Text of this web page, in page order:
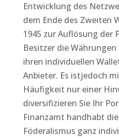
Entwicklung des
dem Ende des Zweiten
1945 zur Auflösung der
Besitzer die
ihren individuellen
Anbieter. Es istjedoch
Häufigkeit nur einer
diversifizieren Sie Ihr
Finanzamt handhabt
Föderalismus ganz